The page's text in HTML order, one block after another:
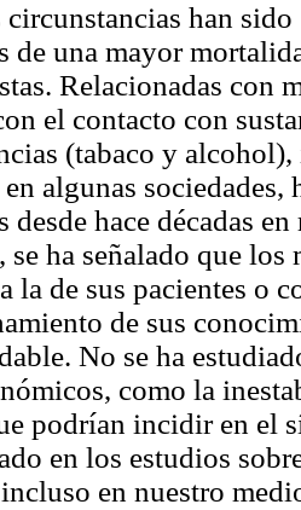
han
de una mayor
Relacionadas con
el contacto con
(tabaco y
algunas
desde hace décadas
se ha señalado que
la de sus pacientes o
de sus
No se ha
como la
podrían incidir en el
en los estudios
en nuestro